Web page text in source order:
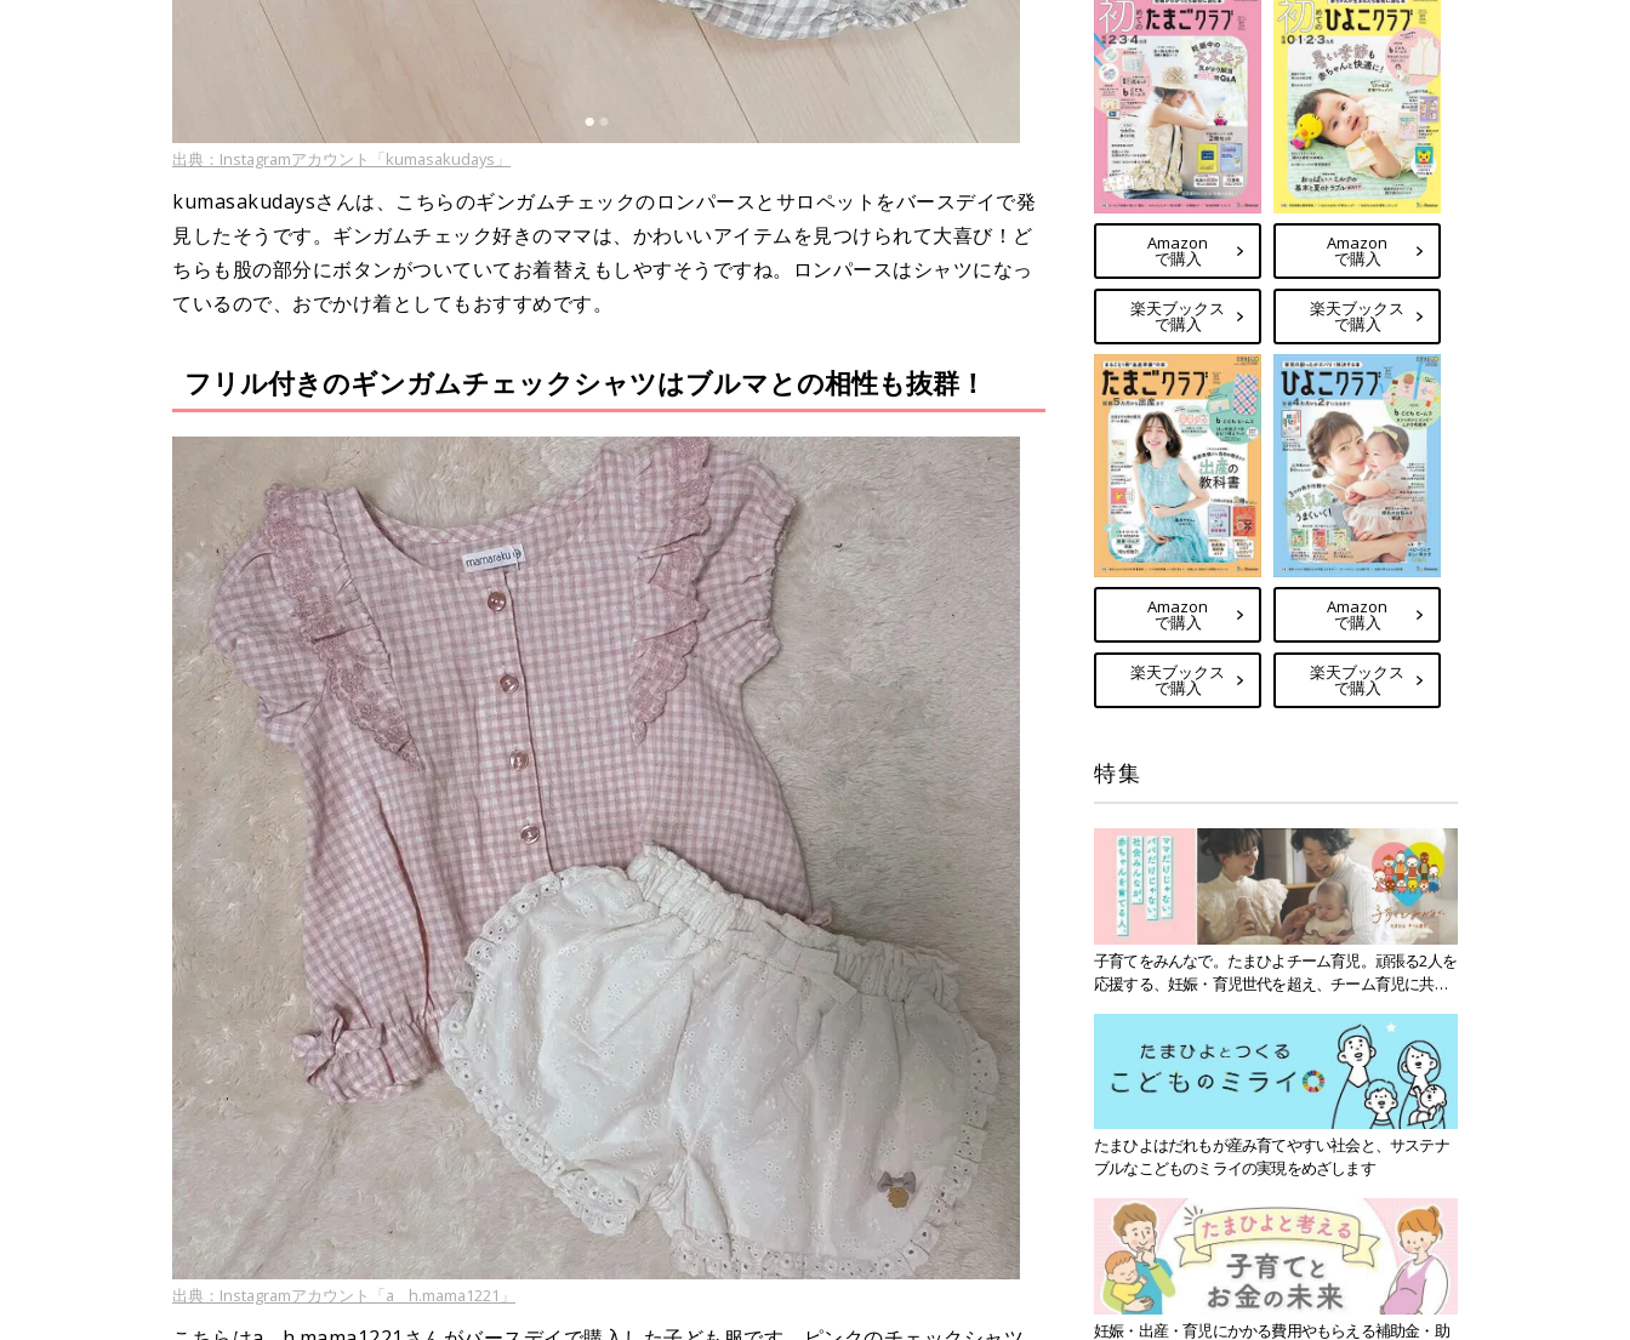
出典：Instagramアカウント「kumasakudays」
kumasakudaysさんは、こちらのギンガムチェックのロンパースとサロペットをバースデイで発
見したそうです。ギンガムチェック好きのママは、かわいいアイテムを見つけられて大喜び！ど
ちらも股の部分にボタンがついていてお着替えもしやすそうですね。ロンパースはシャツになっ
ているので、おでかけ着としてもおすすめです。
フリル付きのギンガムチェックシャツはブルマとの相性も抜群！
出典：Instagramアカウント「a__h.mama1221」
Amazon
で購入
楽天ブックス
で購入
Amazon
で購入
楽天ブックス
で購入
Amazon
で購入
楽天ブックス
で購入
Amazon
で購入
楽天ブックス
で購入
特集
子育てをみんなで。たまひよチーム育児。頑張る2人を
応援する、妊娠・育児世代を超え、チーム育児に共感
たまひよはだれもが産み育てやすい社会と、サステナ
ブルなこどものミライの実現をめざします
妊娠・出産・育児にかかる費用やもらえる補助金・助